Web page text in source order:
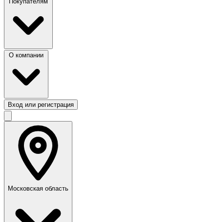
Вход или регистрация
Московская область